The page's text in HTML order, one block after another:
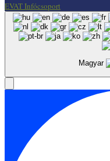
EVAT Infócsoport
Magyar